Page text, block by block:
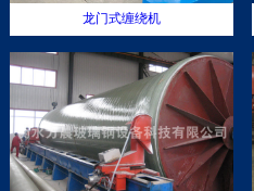
龙门式缠绕机